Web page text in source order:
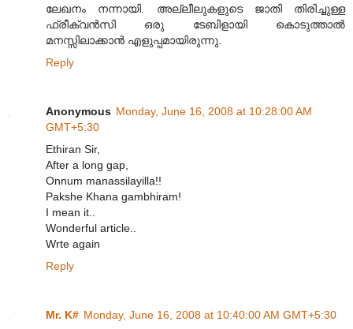
ലേഖനം നന്നായി. അല്ലീലുകളുടെ ജാതി തിരിച്ചുള്ള
ഫ്രീക്വന്‍സി ഒരു ടേബിളായി കൊടുത്താല്‍
മനസ്സിലാക്കാന്‍ എളുപ്പമായിരുന്നു.
Reply
Anonymous Monday, June 16, 2008 at 10:28:00 AM
GMT+5:30
Ethiran Sir,
After a long gap,
Onnum manassilayilla!!
Pakshe Khana gambhiram!
I mean it..
Wonderful article..
Wrte again
Reply
Mr. K# Monday, June 16, 2008 at 10:40:00 AM GMT+5:30